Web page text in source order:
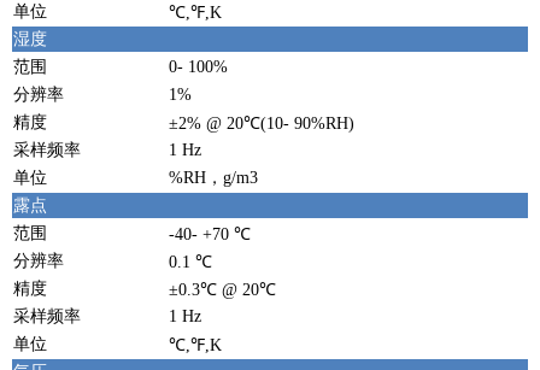
单位
℃,℉,K
湿度
范围
0- 100%
分辨率
1%
精度
±2% @ 20℃(10- 90%RH)
采样频率
1 Hz
单位
%RH，g/m3
露点
范围
-40- +70 ℃
分辨率
0.1 ℃
精度
±0.3℃ @ 20℃
采样频率
1 Hz
单位
℃,℉,K